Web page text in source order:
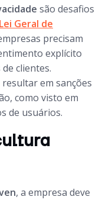
são desafios
Lei Geral de
precisam
explícito
clientes.
em sanções
como visto em
de usuários.
, a empresa deve